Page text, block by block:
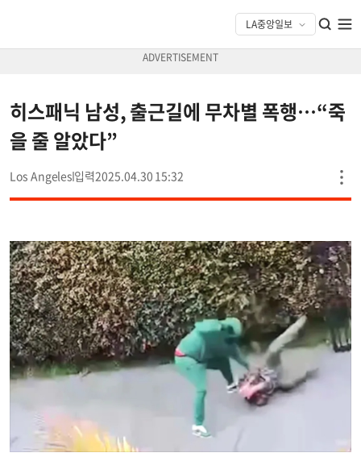
히스패닉 남성, 출근길에 무차별 폭행…“죽
을 줄 알았다”
Los Angeles 2025.04.30 15:32